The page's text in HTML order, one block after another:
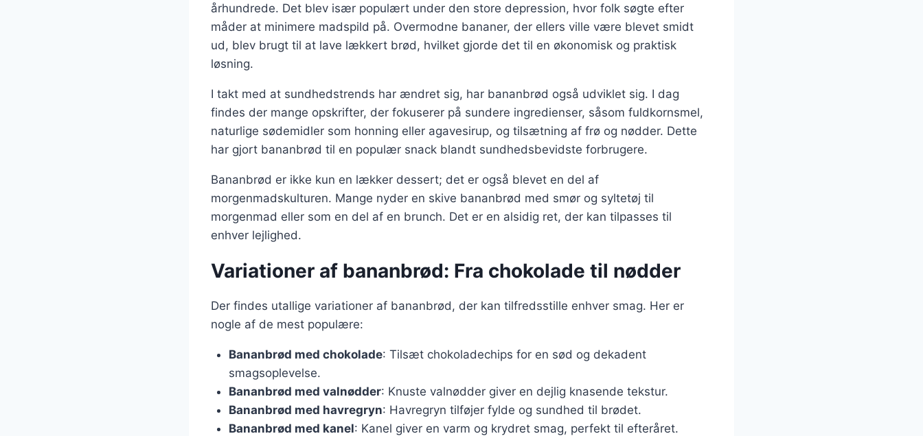
århundrede. Det blev især populært under den store depression, hvor folk søgte efter
måder at minimere madspild på. Overmodne bananer, der ellers ville være blevet smidt
ud, blev brugt til at lave lækkert brød, hvilket gjorde det til en økonomisk og praktisk
løsning.
I takt med at sundhedstrends har ændret sig, har bananbrød også udviklet sig. I dag
findes der mange opskrifter, der fokuserer på sundere ingredienser, såsom fuldkornsmel,
naturlige sødemidler som honning eller agavesirup, og tilsætning af frø og nødder. Dette
har gjort bananbrød til en populær snack blandt sundhedsbevidste forbrugere.
Bananbrød er ikke kun en lækker dessert; det er også blevet en del af
morgenmadskulturen. Mange nyder en skive bananbrød med smør og syltetøj til
morgenmad eller som en del af en brunch. Det er en alsidig ret, der kan tilpasses til
enhver lejlighed.
Variationer af bananbrød: Fra chokolade til nødder
Der findes utallige variationer af bananbrød, der kan tilfredsstille enhver smag. Her er
nogle af de mest populære:
Bananbrød med chokolade: Tilsæt chokoladechips for en sød og dekadent
smagsoplevelse.
Bananbrød med valnødder: Knuste valnødder giver en dejlig knasende tekstur.
Bananbrød med havregryn: Havregryn tilføjer fylde og sundhed til brødet.
Bananbrød med kanel: Kanel giver en varm og krydret smag, perfekt til efteråret.